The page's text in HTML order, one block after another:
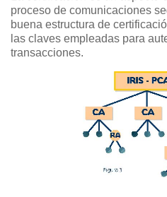
proceso de comunicaciones
buena estructura de
las claves empleadas para
transacciones.